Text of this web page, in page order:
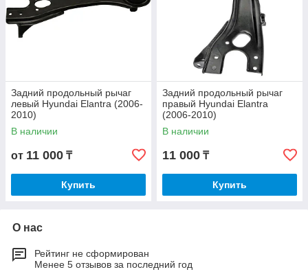
Задний продольный рычаг
левый Hyundai Elantra (2006-
2010)
В наличии
от 11 000 ₸
Купить
Задний продольный рычаг
правый Hyundai Elantra
(2006-2010)
В наличии
11 000 ₸
Купить
О нас
Рейтинг не сформирован
Менее 5 отзывов за последний год